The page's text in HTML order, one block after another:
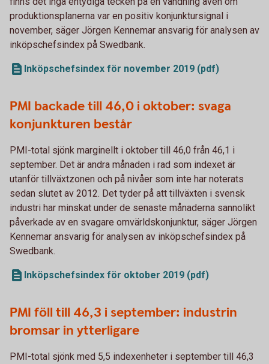
produktionsplanerna var en positiv konjunktursignal i
november, säger Jörgen Kennemar ansvarig för analysen av
inköpschefsindex på Swedbank.
Inköpschefsindex för november 2019 (pdf)
PMI backade till 46,0 i oktober: svaga
konjunkturen består
PMI-total sjönk marginellt i oktober till 46,0 från 46,1 i
september. Det är andra månaden i rad som indexet är
utanför tillväxtzonen och på nivåer som inte har noterats
sedan slutet av 2012. Det tyder på att tillväxten i svensk
industri har minskat under de senaste månaderna sannolikt
påverkade av en svagare omvärldskonjunktur, säger Jörgen
Kennemar ansvarig för analysen av inköpschefsindex på
Swedbank.
Inköpschefsindex för oktober 2019 (pdf)
PMI föll till 46,3 i september: industrin
bromsar in ytterligare
PMI-total sjönk med 5,5 indexenheter i september till 46,3